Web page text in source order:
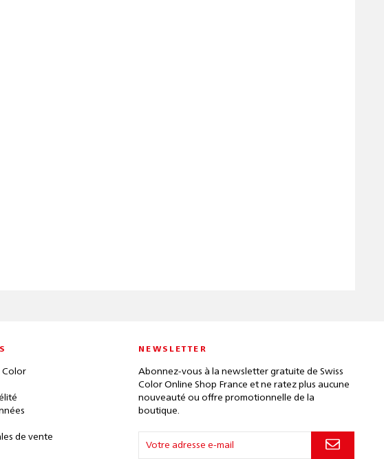
Color
de vente
NEWSLETTER
Abonnez-vous à la newsletter gratuite de Swiss
Color Online Shop France et ne ratez plus aucune
nouveauté ou offre promotionnelle de la
boutique.